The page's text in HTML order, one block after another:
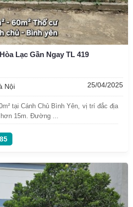
Lạc Gần Ngay TL 419
Nội 25/04/2025
tại Cánh Chủ Bình Yên, vị trí đắc địa
15m. Đường ...